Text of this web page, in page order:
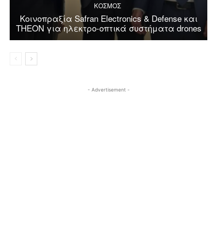
ΚΟΣΜΟΣ
Κοινοπραξία Safran Electronics & Defense και
THEON για ηλεκτρο-οπτικά συστήματα drones
- Advertisement -